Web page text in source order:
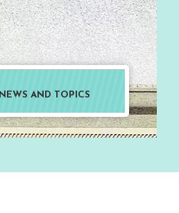
NEWS AND TOPICS